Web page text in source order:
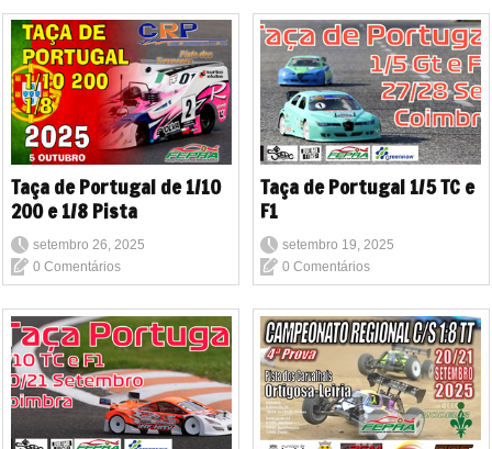
Taça de Portugal de 1/10
200 e 1/8 Pista
setembro 26, 2025
0 Comentários
Taça de Portugal 1/5 TC e
F1
setembro 19, 2025
0 Comentários